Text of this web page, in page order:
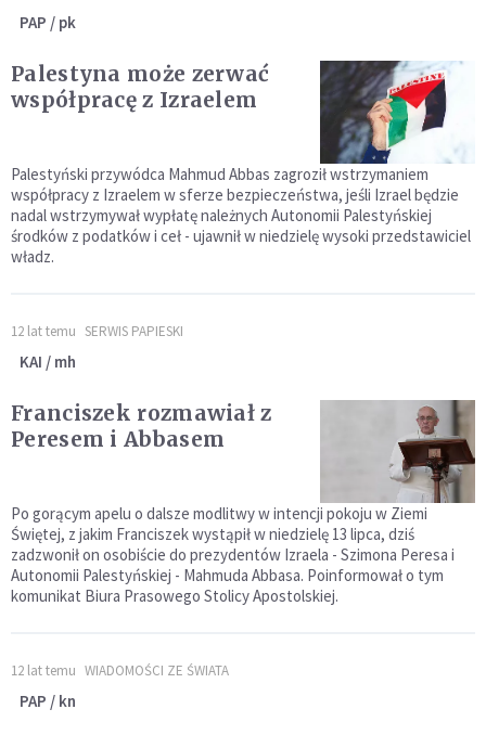
PAP / pk
Palestyna może zerwać
współpracę z Izraelem
Palestyński przywódca Mahmud Abbas zagroził wstrzymaniem
współpracy z Izraelem w sferze bezpieczeństwa, jeśli Izrael będzie
nadal wstrzymywał wypłatę należnych Autonomii Palestyńskiej
środków z podatków i ceł - ujawnił w niedzielę wysoki przedstawiciel
władz.
12 lat temu SERWIS PAPIESKI
KAI / mh
Franciszek rozmawiał z
Peresem i Abbasem
Po gorącym apelu o dalsze modlitwy w intencji pokoju w Ziemi
Świętej, z jakim Franciszek wystąpił w niedzielę 13 lipca, dziś
zadzwonił on osobiście do prezydentów Izraela - Szimona Peresa i
Autonomii Palestyńskiej - Mahmuda Abbasa. Poinformował o tym
komunikat Biura Prasowego Stolicy Apostolskiej.
12 lat temu WIADOMOŚCI ZE ŚWIATA
PAP / kn